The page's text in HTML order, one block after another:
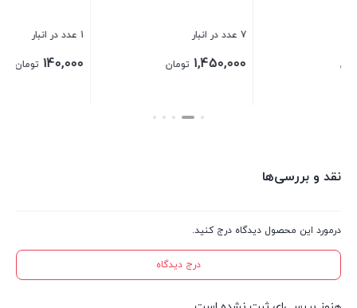
140,000
بستن
نقد و بررسی‌ها
درمورد این محصول دیدگاه درج کنید.
درج دیدگاه